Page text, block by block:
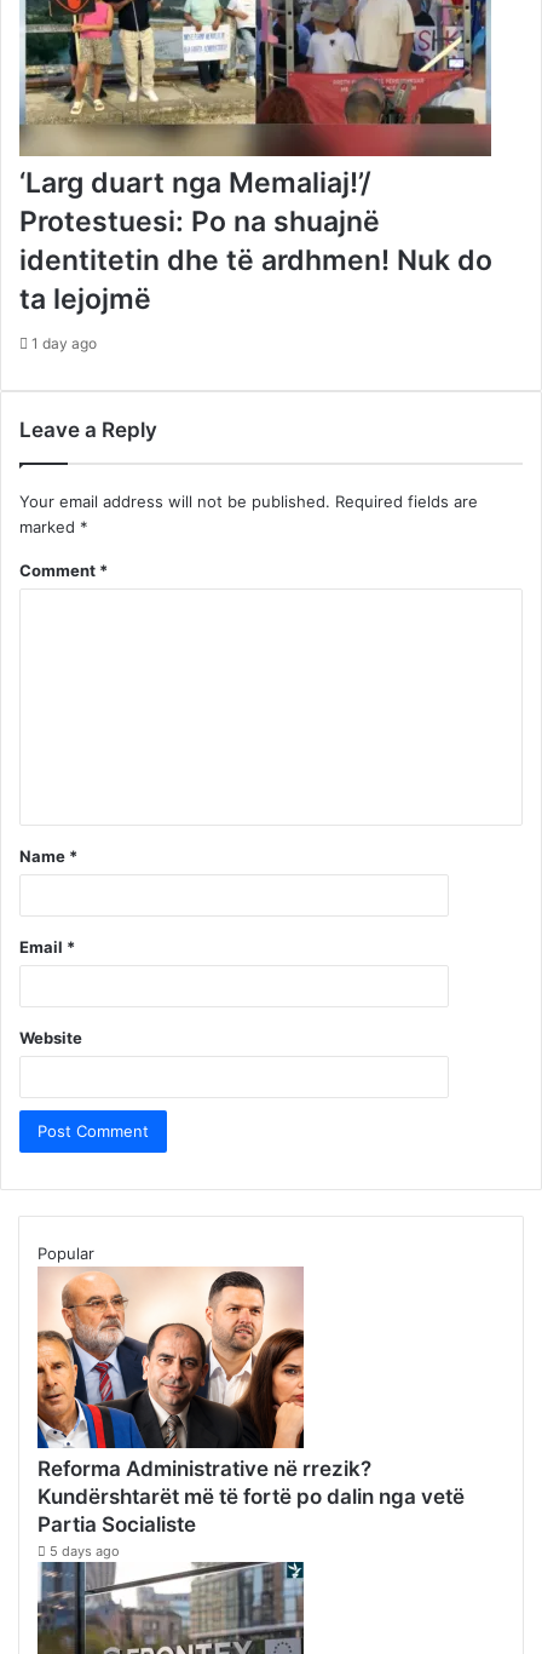
‘Larg duart nga Memaliaj!’/
Protestuesi: Po na shuajnë
identitetin dhe të ardhmen! Nuk do
ta lejojmë
1 day ago
Leave a Reply
Your email address will not be published. Required fields are
marked *
Comment *
Name *
Email *
Website
Popular
Reforma Administrative në rrezik?
Kundërshtarët më të fortë po dalin nga vetë
Partia Socialiste
5 days ago